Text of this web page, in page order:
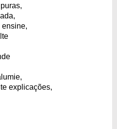
ensine,
explicações,